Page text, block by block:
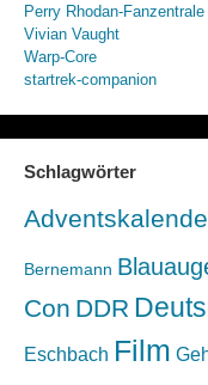
Perry Rhodan-Fanzentrale
Vivian Vaught
Warp-Core
startrek-companion
Schlagwörter
Bernemann
Con DDR
Eschbach Film